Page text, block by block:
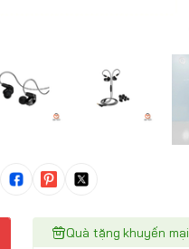
Quà tặng khuyến mại